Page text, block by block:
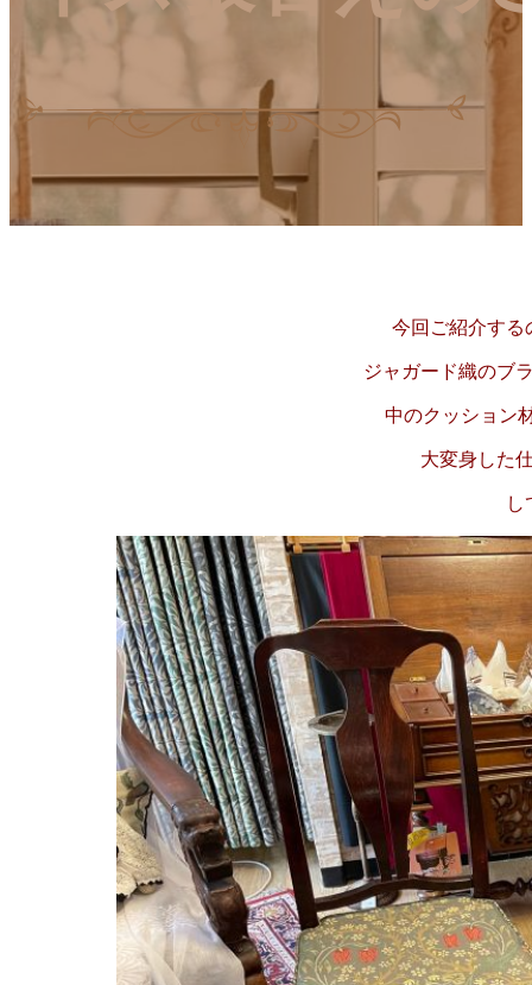
今回ご紹介する
ジャガード織のブ
中のクッション
大変身した
し